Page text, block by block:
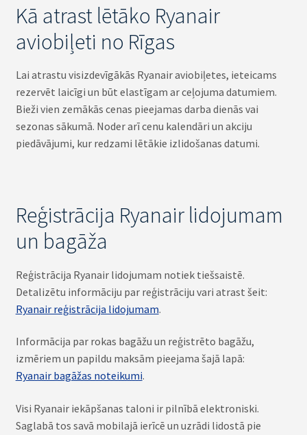
Kā atrast lētāko Ryanair
aviobiļeti no Rīgas
Lai atrastu visizdevīgākās Ryanair aviobiļetes, ieteicams
rezervēt laicīgi un būt elastīgam ar ceļojuma datumiem.
Bieži vien zemākās cenas pieejamas darba dienās vai
sezonas sākumā. Noder arī cenu kalendāri un akciju
piedāvājumi, kur redzami lētākie izlidošanas datumi.
Reģistrācija Ryanair lidojumam
un bagāža
Reģistrācija Ryanair lidojumam notiek tiešsaistē.
Detalizētu informāciju par reģistrāciju vari atrast šeit:
Ryanair reģistrācija lidojumam.
Informācija par rokas bagāžu un reģistrēto bagāžu,
izmēriem un papildu maksām pieejama šajā lapā:
Ryanair bagāžas noteikumi.
Visi Ryanair iekāpšanas taloni ir pilnībā elektroniski.
Saglabā tos savā mobilajā ierīcē un uzrādi lidostā pie